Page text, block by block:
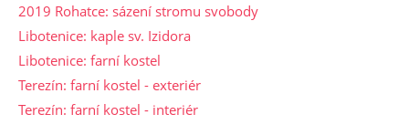
2019 Rohatce: sázení stromu svobody
Libotenice: kaple sv. Izidora
Libotenice: farní kostel
Terezín: farní kostel - exteriér
Terezín: farní kostel - interiér